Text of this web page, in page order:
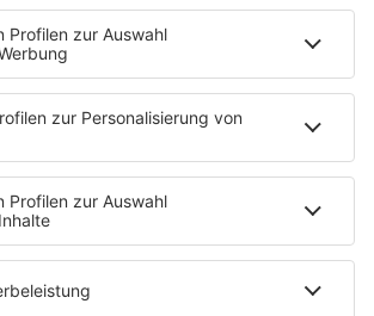
Karriere"
Promi sein